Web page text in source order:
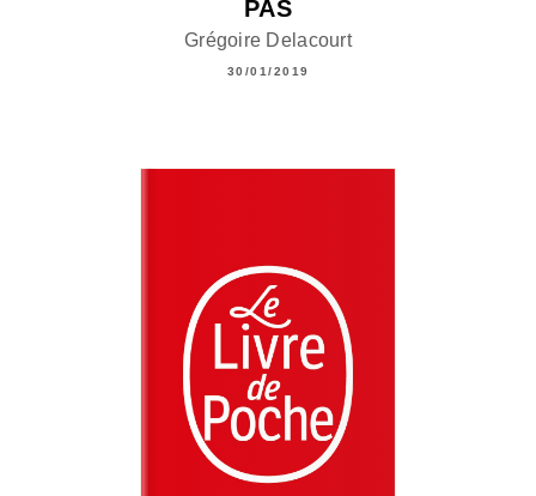
PAS
Grégoire Delacourt
30/01/2019